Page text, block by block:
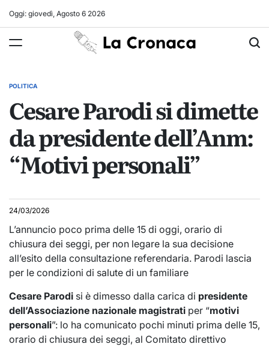
Oggi: giovedì, Agosto 6 2026
La
Cronaca
POSTED
POLITICA
Cesare Parodi si dimette
da presidente dell’Anm:
“Motivi personali”
24/03/2026
L’annuncio poco prima delle 15 di oggi, orario di
chiusura dei seggi, per non legare la sua decisione
all’esito della consultazione referendaria. Parodi lascia
per le condizioni di salute di un familiare
Cesare Parodi si è dimesso dalla carica di presidente
dell’Associazione nazionale magistrati per “motivi
personali”: lo ha comunicato pochi minuti prima delle 15,
orario di chiusura dei seggi, al Comitato direttivo